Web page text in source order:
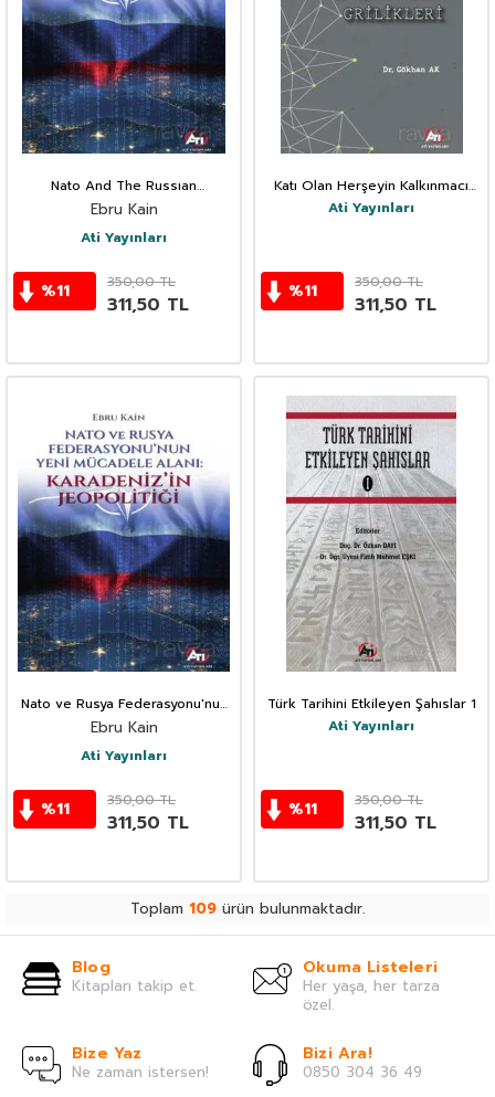
Nato And The Russıan
Federatıon's New Battleground:
The Geopolıtıcs Of The Black
Sea
Ebru Kain
Ati Yayınları
%11 350,00TL
311,50 TL
Katı Olan Herşeyin Kalkınmacı
Devlet'te Erimesi:Ekonomik
Gelişmenin Gerçek Ötesi
Ati Yayınları
%11 350,00TL
311,50 TL
Nato ve Rusya Federasyonu'nun
Yeni Mücadele Alanı: Karadeniz'in
Jeopolitiği
Ebru Kain
Ati Yayınları
%11 350,00TL
311,50 TL
Türk Tarihini Etkileyen Şahıslar 1
Ati Yayınları
%11 350,00TL
311,50 TL
Toplam 109 ürün bulunmaktadır.
Blog
Kitapları takip et.
Okuma Listeleri
Her yaşa, her tarza
özel.
Bize Yaz
Ne zaman istersen!
Bizi Ara!
0850 304 36 49